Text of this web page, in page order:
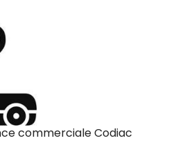
commerciale Codiac